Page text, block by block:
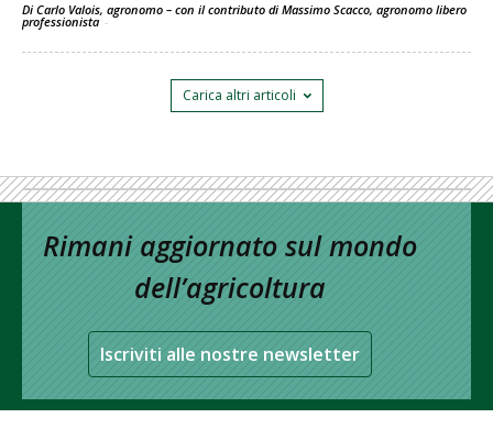
Di Carlo Valois, agronomo – con il contributo di Massimo Scacco, agronomo libero
professionista -
Carica altri articoli
Rimani aggiornato sul mondo
dell’agricoltura
Iscriviti alle nostre newsletter